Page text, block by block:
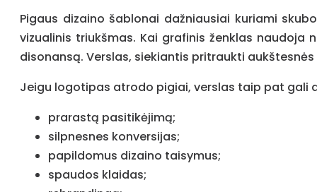
Pigaus dizaino šablonai dažniausiai kuriami
vizualinis triukšmas. Kai grafinis ženklas
disonansą. Verslas, siekiantis pritraukti
Jeigu logotipas atrodo pigiai, verslas taip pat gali
prarastą pasitikėjimą;
silpnesnes konversijas;
papildomus dizaino taisymus;
spaudos klaidas;